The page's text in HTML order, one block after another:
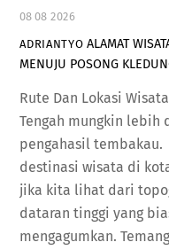
08 08 2026
ADRIANTYO ALAMAT
MENUJU POSONG
Rute Dan Lokasi
Tengah mungkin lebih
pengahasil tembakau.
destinasi wisata di
jika kita lihat dari
dataran tinggi yang
mengagumkan.